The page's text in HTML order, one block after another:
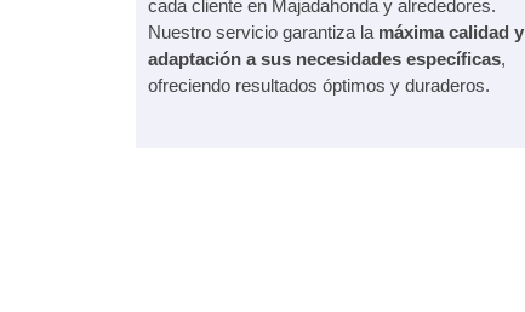
cada cliente en Majadahonda y alrededores.
Nuestro servicio garantiza la máxima calidad y
adaptación a sus necesidades específicas,
ofreciendo resultados óptimos y duraderos.